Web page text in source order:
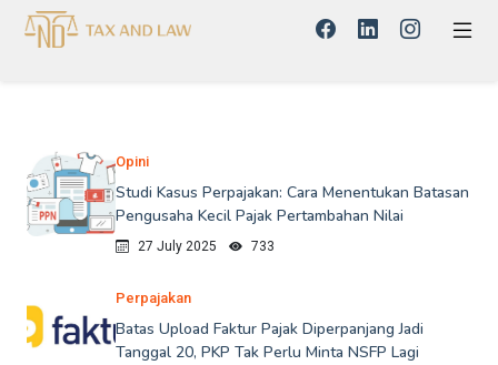
Opini
Studi Kasus Perpajakan: Cara Menentukan Batasan
Pengusaha Kecil Pajak Pertambahan Nilai
27 July 2025 733
Perpajakan
Batas Upload Faktur Pajak Diperpanjang Jadi
Tanggal 20, PKP Tak Perlu Minta NSFP Lagi